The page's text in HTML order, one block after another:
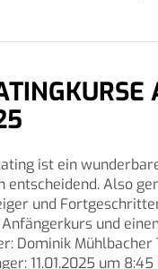
ist ein
entscheidend. Also
und
und
Dominik Mühlbacher
11.01.2025 um 8:45